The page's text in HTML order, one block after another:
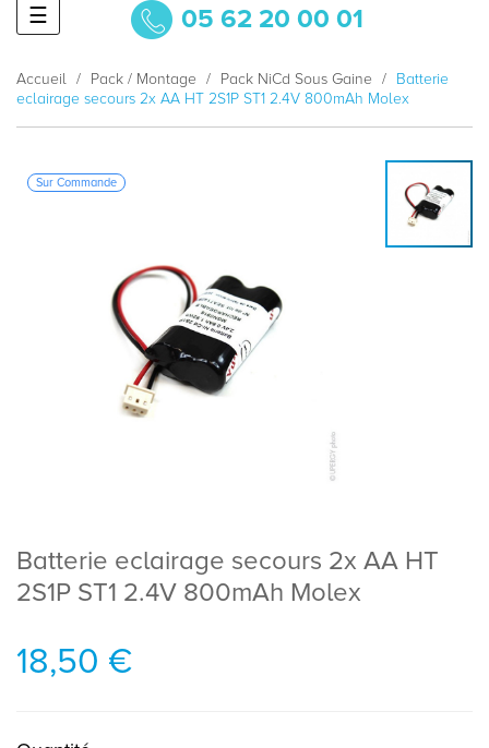
Basculer
la
☰ 05 62 20 00 01
Accueil Pack / Montage Pack NiCd Sous Gaine
Batterie
eclairage secours 2x AA HT 2S1P ST1 2.4V 800mAh Molex
Sur Commande
Batterie eclairage secours 2x AA HT
2S1P ST1 2.4V 800mAh Molex
18,50 €